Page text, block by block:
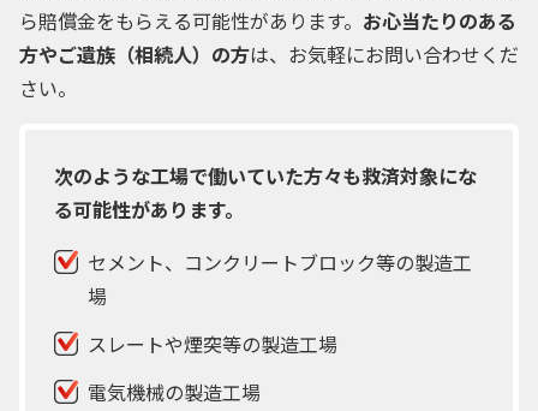
ら賠償金をもらえる可能性があります。 お心当たりのある
方やご遺族（相続人）の方は、お気軽にお問い合わせくだ
さい。
次のような工場で働いていた方々も救済対象にな
る可能性があります。
セメント、コンクリートブロック等の製造工
場
スレートや煙突等の製造工場
電気機械の製造工場